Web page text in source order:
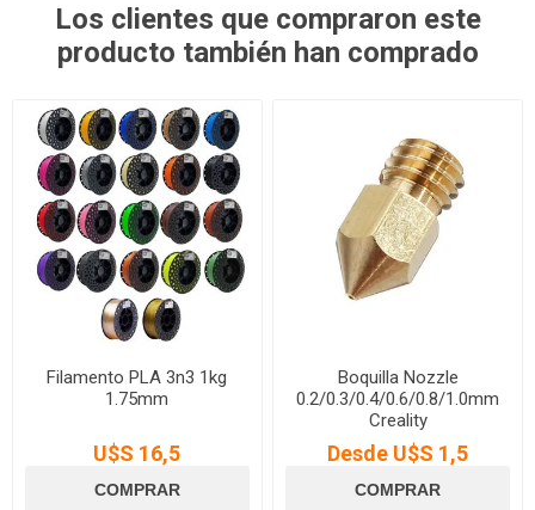
Los clientes que compraron este
producto también han comprado
Filamento PLA 3n3 1kg
1.75mm
U$S 16,5
Boquilla Nozzle
0.2/0.3/0.4/0.6/0.8/1.0mm
Creality
Desde U$S 1,5